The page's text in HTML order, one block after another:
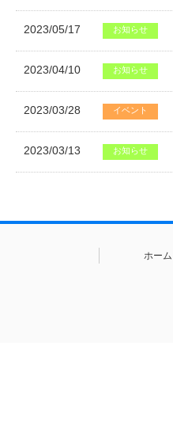
2023/05/17 お知らせ
2023/04/10 お知らせ
2023/03/28 イベント
2023/03/13 お知らせ
ホーム